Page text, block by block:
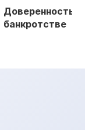
Доверенность
банкротстве